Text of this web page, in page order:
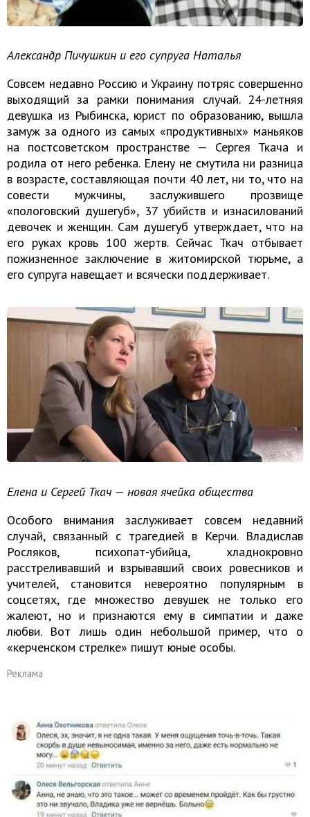
Александр Пичушкин и его супруга Наталья
Совсем недавно Россию и Украину потряс совершенно
выходящий за рамки понимания случай. 24-летняя
девушка из Рыбинска, юрист по образованию, вышла
замуж за одного из самых «продуктивных» маньяков
на постсоветском пространстве — Сергея Ткача и
родила от него ребенка. Елену не смутила ни разница
в возрасте, составляющая почти 40 лет, ни то, что на
совести мужчины, заслужившего прозвище
«пологовский душегуб», 37 убийств и изнасилований
девочек и женщин. Сам душегуб утверждает, что на
его руках кровь 100 жертв. Сейчас Ткач отбывает
пожизненное заключение в житомирской тюрьме, а
его супруга навещает и всячески поддерживает.
Елена и Сергей Ткач — новая ячейка общества
Особого внимания заслуживает совсем недавний
случай, связанный с трагедией в Керчи. Владислав
Росляков, психопат-убийца, хладнокровно
расстреливавший и взрывавший своих ровесников и
учителей, становится невероятно популярным в
соцсетях, где множество девушек не только его
жалеют, но и признаются ему в симпатии и даже
любви. Вот лишь один небольшой пример, что о
«керченском стрелке» пишут юные особы.
Реклама